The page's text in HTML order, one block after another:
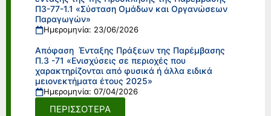
Π3-77-1.1 «Σύσταση Ομάδων και Οργανώσεων
Παραγωγών»
Ημερομηνία: 23/06/2026
Απόφαση Ένταξης Πράξεων της Παρέμβασης
Π.3 -71 «Ενισχύσεις σε περιοχές που
χαρακτηρίζονται από φυσικά ή άλλα ειδικά
μειονεκτήματα έτους 2025»
Ημερομηνία: 07/04/2026
ΠΕΡΙΣΣΟΤΕΡΑ